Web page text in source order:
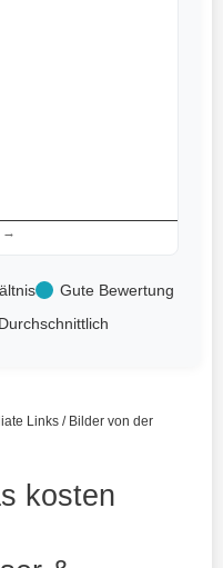
→
Gute Bewertung
Durchschnittlich
Links / Bilder von der
kosten